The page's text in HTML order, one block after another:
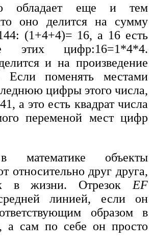
обладает еще и тем
оно делится на сумму
(1+4+4)= 16, а 16 есть
этих цифр:16=1*4*4.
и на произведение
Если поменять местами
цифры этого числа,
а это есть квадрат числа
переменой мест цифр
математике объекты
относительно друг друга,
в жизни. Отрезок EF
линией, если он
образом в
а сам по себе он просто